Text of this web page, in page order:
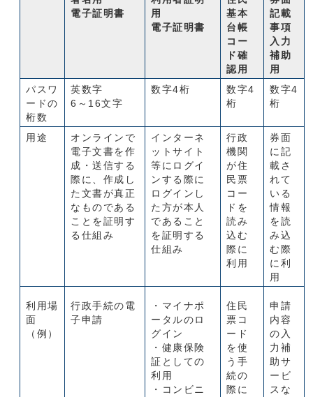
電子証明書
用
電子証明書
基本
台帳
コー
ド確
認用
記載
事項
入力
補助
用
パスワ
ードの
桁数
英数字
6～16文字
数字4桁
数字4
桁
数字4
桁
用途
オンラインで
電子文書を作
成・送信する
際に、作成し
た文書が真正
なものである
ことを証明す
る仕組み
インターネ
ットサイト
等にログイ
ンする際に
ログインし
た方が本人
であること
を証明する
仕組み
行政
機関
が住
民票
コー
ドを
読み
込む
際に
利用
券面
に記
載さ
れて
いる
情報
を読
み込
む際
に利
用
利用場
面
（例）
行政手続の電
子申請
・マイナポ
ータルのロ
グイン
・健康保険
証としての
利用
・コンビニ
住民
票コ
ード
を使
う手
続の
際に
申請
内容
の入
力補
助サ
ービ
スな